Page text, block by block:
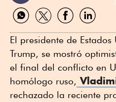
Compartir
por
Compartir
por
Compartir
por
Compartir
por
El presidente de
Trump, se mostró
el final del conflicto en
homólogo ruso,
rechazado la reciente